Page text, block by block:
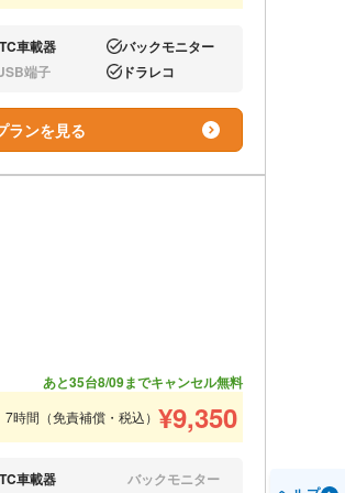
車載器 あり:バックモニター
端子 あり:ドラレコ
ランを見る
あと35台8/09までキャンセル無料
7時間（免責補償・税込） ¥9,350
車載器 なし:バックモニター